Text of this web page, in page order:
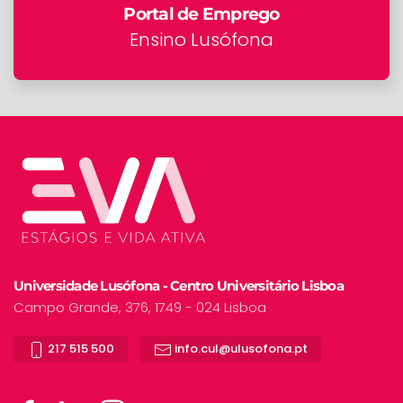
Portal de Emprego
Ensino Lusófona
Universidade Lusófona - Centro Universitário Lisboa
Campo Grande, 376, 1749 - 024 Lisboa
217 515 500 info.cul@ulusofona.pt